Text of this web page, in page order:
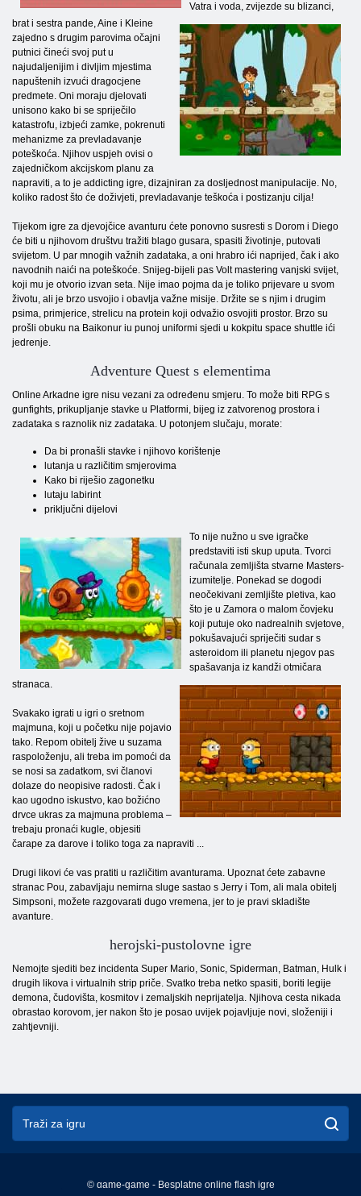
Vatra i voda, zvijezde su blizanci,
brat i sestra pande, Aine i Kleine
zajedno s drugim parovima očajni
putnici čineći svoj put u
najudaljenijim i divljim mjestima
napuštenih izvući dragocjene
predmete. Oni moraju djelovati
unisono kako bi se spriječilo
katastrofu, izbjeći zamke, pokrenuti
mehanizme za prevladavanje
poteškoća. Njihov uspjeh ovisi o
zajedničkom akcijskom planu za
napraviti, a to je addicting igre, dizajniran za dosljednost manipulacije. No,
koliko radost što će doživjeti, prevladavanje teškoća i postizanju cilja!
Tijekom igre za djevojčice avanturu ćete ponovno susresti s Dorom i Diego
će biti u njihovom društvu tražiti blago gusara, spasiti životinje, putovati
svijetom. U par mnogih važnih zadataka, a oni hrabro ići naprijed, čak i ako
navodnih naići na poteškoće. Snijeg-bijeli pas Volt mastering vanjski svijet,
koji mu je otvorio izvan seta. Nije imao pojma da je toliko prijevare u svom
životu, ali je brzo usvojio i obavlja važne misije. Držite se s njim i drugim
psima, primjerice, strelicu na protein koji odvažio osvojiti prostor. Brzo su
prošli obuku na Baikonur iu punoj uniformi sjedi u kokpitu space shuttle ići
jedrenje.
Adventure Quest s elementima
Online Arkadne igre nisu vezani za određenu smjeru. To može biti RPG s
gunfights, prikupljanje stavke u Platformi, bijeg iz zatvorenog prostora i
zadataka s raznolik niz zadataka. U potonjem slučaju, morate:
Da bi pronašli stavke i njihovo korištenje
lutanja u različitim smjerovima
Kako bi riješio zagonetku
lutaju labirint
priključni dijelovi
To nije nužno u sve igračke
predstaviti isti skup uputa. Tvorci
računala zemljišta stvarne Masters-
izumitelje. Ponekad se dogodi
neočekivani zemljište pletiva, kao
što je u Zamora o malom čovjeku
koji putuje oko nadrealnih svjetove,
pokušavajući spriječiti sudar s
asteroidom ili planetu njegov pas
spašavanja iz kandži otmičara
stranaca.
Svakako igrati u igri o sretnom
majmuna, koji u početku nije pojavio
tako. Repom obitelj žive u suzama
raspoloženju, ali treba im pomoći da
se nosi sa zadatkom, svi članovi
dolaze do neopisive radosti. Čak i
kao ugodno iskustvo, kao božićno
drvce ukras za majmuna problema –
trebaju pronaći kugle, objesiti
čarape za darove i toliko toga za napraviti ...
Drugi likovi će vas pratiti u različitim avanturama. Upoznat ćete zabavne
stranac Pou, zabavljaju nemirna sluge sastao s Jerry i Tom, ali mala obitelj
Simpsoni, možete razgovarati dugo vremena, jer to je pravi skladište
avanture.
herojski-pustolovne igre
Nemojte sjediti bez incidenta Super Mario, Sonic, Spiderman, Batman, Hulk i
drugih likova i virtualnih strip priče. Svatko treba netko spasiti, boriti legije
demona, čudovišta, kosmitov i zemaljskih neprijatelja. Njihova cesta nikada
obrastao korovom, jer nakon što je posao uvijek pojavljuje novi, složeniji i
zahtjevniji.
© game-game - Besplatne online flash igre